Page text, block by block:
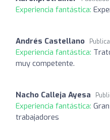
Experiencia fantástica:
Andrés Castellano
Experiencia fantástica:
muy competente.
Nacho Calleja Ayesa
Experiencia fantástica:
trabajadores